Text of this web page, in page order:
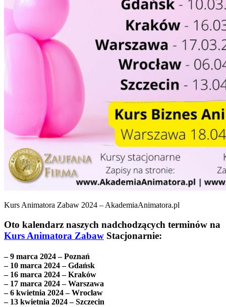
Kurs Animatora Zabaw 2024 – AkademiaAnimatora.pl
Oto kalendarz naszych nadchodzących terminów na
Kurs Animatora Zabaw Stacjonarnie:
– 9 marca 2024 – Poznań
– 10 marca 2024 – Gdańsk
– 16 marca 2024 – Kraków
– 17 marca 2024 – Warszawa
– 6 kwietnia 2024 – Wrocław
– 13 kwietnia 2024 – Szczecin